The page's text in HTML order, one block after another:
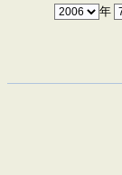
年